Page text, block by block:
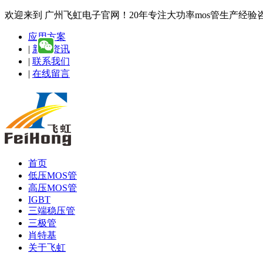
欢迎来到 广州飞虹电子官网！20年专注大功率mos管生产经验
应用方案
| 新闻资讯
| 联系我们
| 在线留言
首页
低压MOS管
高压MOS管
IGBT
三端稳压管
三极管
肖特基
关于飞虹